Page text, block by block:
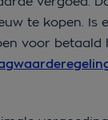
te kopen. Is
voor betaald